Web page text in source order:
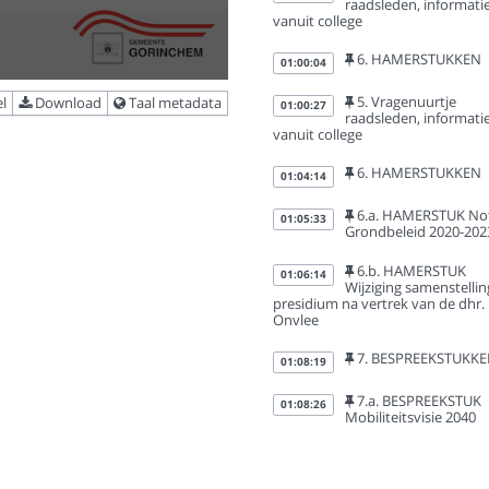
Download Taal metadata
raadsleden,
vanuit college
01:00:04 6. HAMERSTUKKEN
01:00:27
5. Vragenuurtje
raadsleden,
vanuit college
01:04:14 6. HAMERSTUKKEN
01:05:33
6.a. HAMERSTUK
Grondbeleid 2020-
01:06:14
6.b. HAMERSTUK
Wijziging
presidium na vertrek van de dhr.
Onvlee
01:08:19 7.
01:08:26
7.a. BESPREEKSTUK
Mobiliteitsvisie 2040